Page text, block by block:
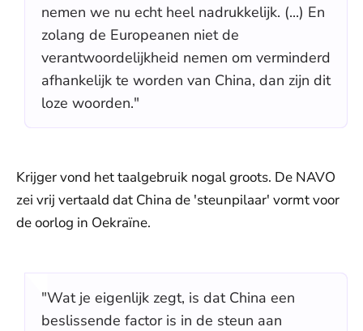
nemen we nu echt heel nadrukkelijk. (...) En
zolang de Europeanen niet de
verantwoordelijkheid nemen om verminderd
afhankelijk te worden van China, dan zijn dit
loze woorden."
Krijger vond het taalgebruik nogal groots. De NAVO
zei vrij vertaald dat China de 'steunpilaar' vormt voor
de oorlog in Oekraïne.
"Wat je eigenlijk zegt, is dat China een
beslissende factor is in de steun aan